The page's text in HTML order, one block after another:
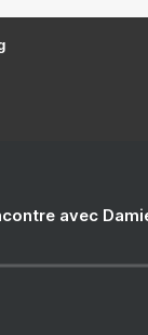
avec